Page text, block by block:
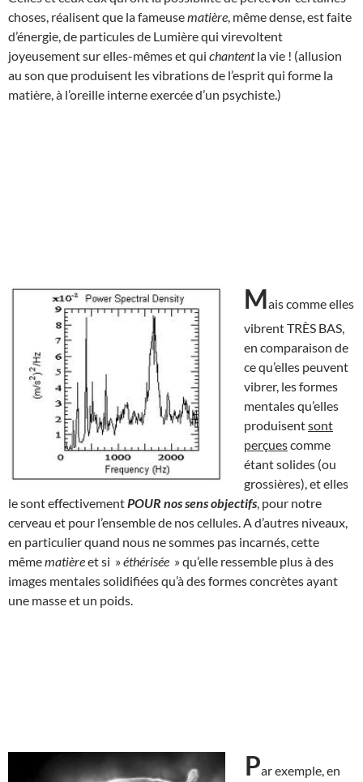
choses, réalisent que la fameusematière , même dense, est faite
d’énergie, de particules de Lumière qui virevoltent
joyeusement sur elles-mêmes et qui chantentla vie ! (allusion
au son que produisent les vibrations de l’esprit qui forme la
matière, à l’oreille interne exercée d’un psychiste.)
Mais comme elles
vibrent TRÈS BAS,
en comparaison de
ce qu’elles peuvent
vibrer, les formes
mentales qu’elles
produisentsont
perçuescomme
étant solides (ou
grossières), et elles
le sont effectivement POUR nos sens objectifs , pour notre
cerveau et pour l’ensemble de nos cellules. A d’autres niveaux,
en particulier quand nous ne sommes pas incarnés, cette
mêmematièreet si »éthérisée » qu’elle ressemble plus à des
images mentales solidifiées qu’à des formes concrètes ayant
une masse et un poids.
Par exemple, en